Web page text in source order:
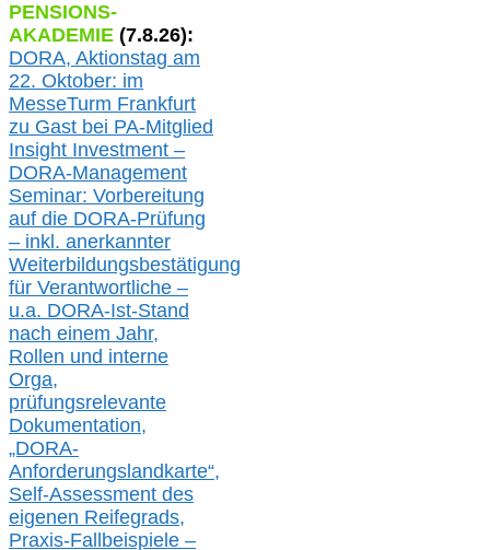
PENSIONS-
AKADEMIE (7.8.26):
DORA, Aktionstag am
22. Oktober: im
MesseTurm Frankfurt
zu Gast bei PA-Mitglied
Insight Investment –
DORA-Management
Seminar: Vorbereitung
auf die DORA-Prüfung
– inkl. anerkannter
Weiterbildungsbestätigung
für Verantwortliche –
u.a. DORA-Ist-Stand
nach einem Jahr,
Rollen und interne
Orga,
prüfungsrelevante
Dokumentation,
„DORA-
Anforderungslandkarte“,
Self-Assessment des
eigenen Reifegrads,
Praxis-Fallbeispiele –